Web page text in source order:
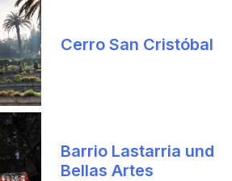
Cerro San Cristóbal
Barrio Lastarria und
Bellas Artes